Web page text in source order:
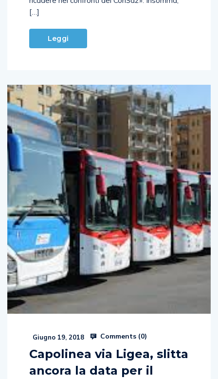
[…]
Leggi
Giugno 19, 2018 Comments (0)
Capolinea via Ligea, slitta
ancora la data per il